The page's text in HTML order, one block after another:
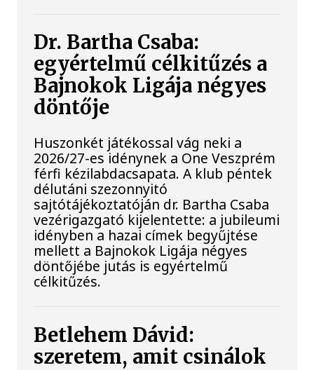
Dr. Bartha Csaba:
egyértelmű célkitűzés a
Bajnokok Ligája négyes
döntője
Huszonkét játékossal vág neki a
2026/27-es idénynek a One Veszprém
férfi kézilabdacsapata. A klub péntek
délutáni szezonnyitó
sajtótájékoztatóján dr. Bartha Csaba
vezérigazgató kijelentette: a jubileumi
idényben a hazai címek begyűjtése
mellett a Bajnokok Ligája négyes
döntőjébe jutás is egyértelmű
célkitűzés.
Betlehem Dávid:
szeretem, amit csinálok